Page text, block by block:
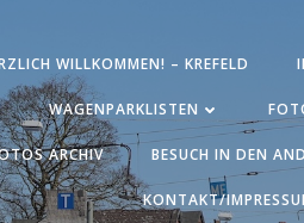
WILLKOMMEN! – KREFELD
WAGENPARKLISTEN
ARCHIV BESUCH IN DEN
KONTAKT/